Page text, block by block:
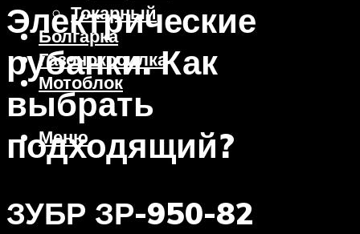
Токарный
Болгарка
Газонокосилка
Мотоблок
Меню
Электрические
рубанки. Как
выбрать
подходящий?
ЗУБР ЗР-950-82